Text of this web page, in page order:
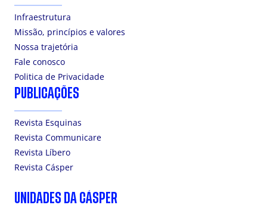
Infraestrutura
Missão, princípios e valores
Nossa trajetória
Fale conosco
Politica de Privacidade
PUBLICAÇÕES
Revista Esquinas
Revista Communicare
Revista Líbero
Revista Cásper
UNIDADES DA CÁSPER